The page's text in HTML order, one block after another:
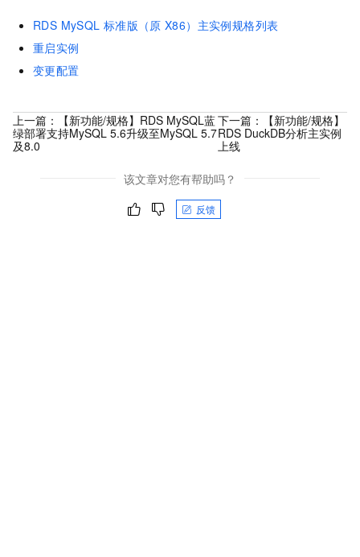
RDS MySQL 标准版（原 X86）主实例规格列表
重启实例
变更配置
上一篇：
【新功能/规格】RDS MySQL蓝
绿部署支持MySQL 5.6升级至MySQL 5.7
及8.0
下一篇：
【新功能/规格】
RDS DuckDB分析主实例
上线
该文章对您有帮助吗？
反馈